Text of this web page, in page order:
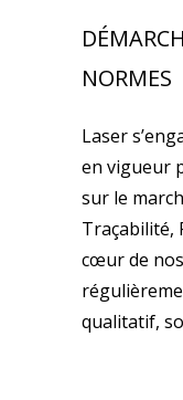
NORMES
Laser
en vigueur
sur le
Traçabilité,
cœur de
qualitatif,